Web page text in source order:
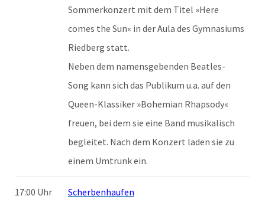
Sommerkonzert mit dem Titel »Here
comes the Sun« in der Aula des Gymnasiums
Riedberg statt.
Neben dem namensgebenden Beatles-
Song kann sich das Publikum u.a. auf den
Queen-Klassiker »Bohemian Rhapsody«
freuen, bei dem sie eine Band musikalisch
begleitet. Nach dem Konzert laden sie zu
einem Umtrunk ein.
17:00 Uhr
Scherbenhaufen